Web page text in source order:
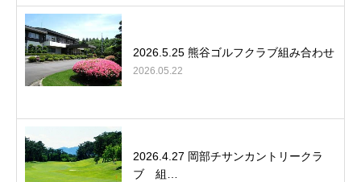
2026.5.25 熊谷ゴルフクラブ組み合わせ
2026.05.22
2026.4.27 岡部チサンカントリークラ
ブ 組…